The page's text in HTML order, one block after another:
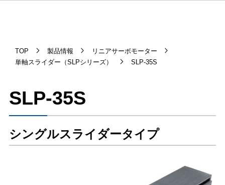
TOP 製品情報
リニアサーボモーター
単軸スライダー（SLPシリーズ）
SLP-35S
SLP-35S
シングルスライダータイプ